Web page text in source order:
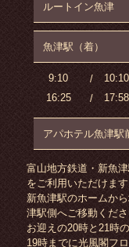
ルートイン魚津
魚津駅（着）
9:10 10:10
16:25
17:58
アパホテル魚津駅
富山地方鉄道・新魚
をご利用いただけます
新魚津駅のホームか
津駅側へご移動くださ
お迎えの20時と21時
19時までに光風閣フ